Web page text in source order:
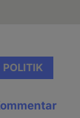
POLITIK